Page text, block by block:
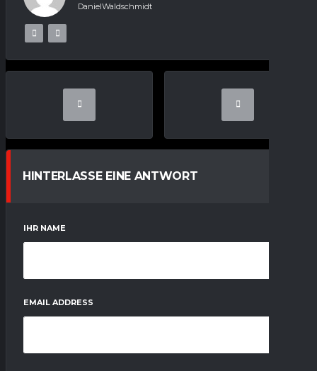
DanielWaldschmidt
HINTERLASSE EINE ANTWORT
IHR NAME
EMAIL ADDRESS